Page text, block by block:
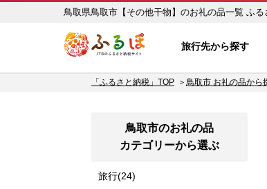
鳥取県
旅行先から探す
「ふるさと納税」TOP 鳥取市 お礼の品から
鳥取市のお礼の品
カテゴリーから選ぶ
旅行(24)